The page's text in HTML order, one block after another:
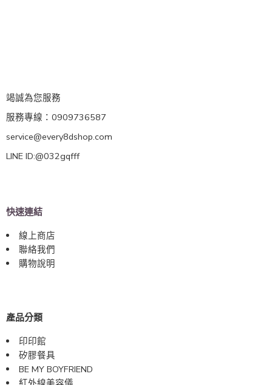
竭誠為您服務
服務專線：0909736587
service@every8dshop.com
LINE ID:@032gqfff
快速連結
線上商店
聯絡我們
購物說明
產品分類
印印館
矽膠餐具
BE MY BOYFRIEND